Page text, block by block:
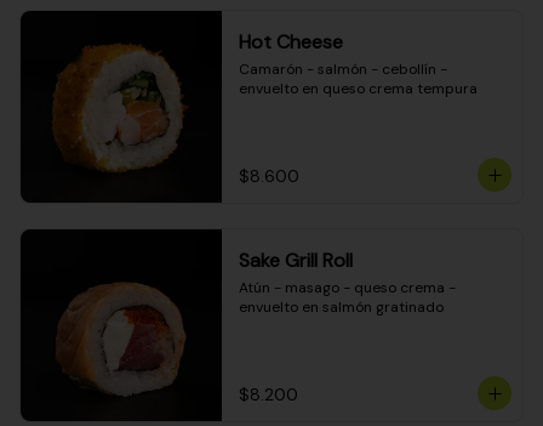
Hot Cheese
Camarón - salmón - cebollín -
envuelto en queso crema tempura
$8.600
Sake Grill Roll
Atún - masago - queso crema -
envuelto en salmón gratinado
$8.200